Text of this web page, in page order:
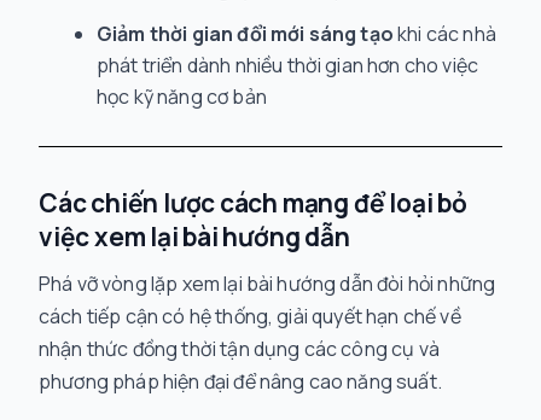
Giảm thời gian đổi mới sáng tạokhi các nhà
phát triển dành nhiều thời gian hơn cho việc
học kỹ năng cơ bản
Các chiến lược cách mạng để loại bỏ
việc xem lại bài hướng dẫn
Phá vỡ vòng lặp xem lại bài hướng dẫn đòi hỏi những
cách tiếp cận có hệ thống, giải quyết hạn chế về
nhận thức đồng thời tận dụng các công cụ và
phương pháp hiện đại để nâng cao năng suất.